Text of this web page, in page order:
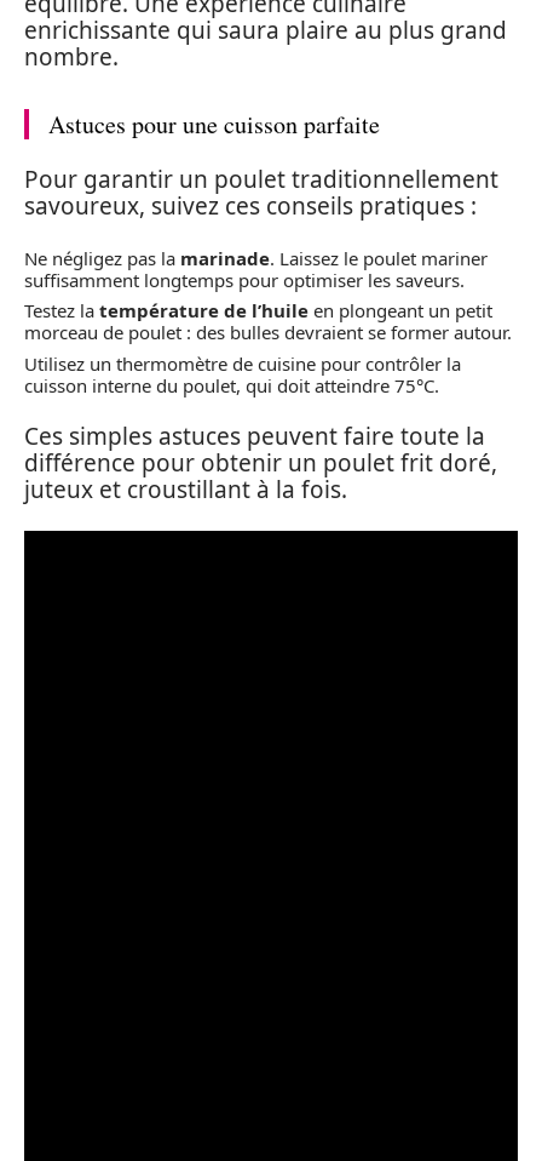
enrichissante qui saura plaire au plus grand
nombre.
Astuces pour une cuisson parfaite
Pour garantir un poulet traditionnellement
savoureux, suivez ces conseils pratiques :
Ne négligez pas la marinade. Laissez le poulet mariner
suffisamment longtemps pour optimiser les saveurs.
Testez la température de l’huile en plongeant un petit
morceau de poulet : des bulles devraient se former autour.
Utilisez un thermomètre de cuisine pour contrôler la
cuisson interne du poulet, qui doit atteindre 75°C.
Ces simples astuces peuvent faire toute la
différence pour obtenir un poulet frit doré,
juteux et croustillant à la fois.